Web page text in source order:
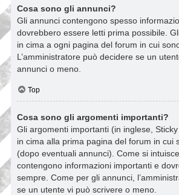
Cosa sono gli annunci?
Gli annunci contengono spesso
dovrebbero essere letti prima possibile.
in cima a ogni pagina del forum in cui
L’amministratore può decidere se un
annunci o meno.
Top
Cosa sono gli argomenti importanti?
Gli argomenti importanti (in inglese,
in cima alla prima pagina del forum in cui
(dopo eventuali annunci). Come si
contengono informazioni importanti e
sempre. Come per gli annunci,
se un utente vi può scrivere o meno.